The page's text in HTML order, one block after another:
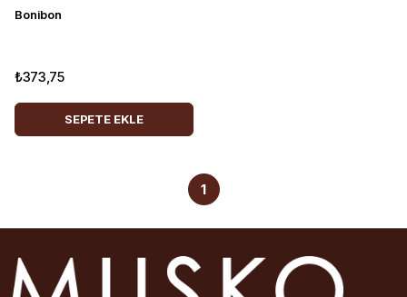
Bonibon
₺373,75
SEPETE EKLE
1